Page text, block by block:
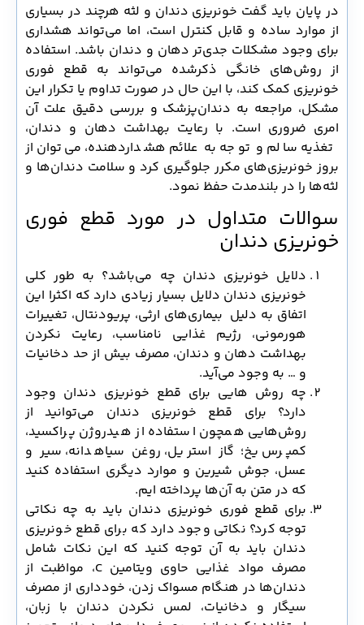
در پایان باید گفت خونریزی دندان و لثه هرچند در بسیاری
از موارد ساده و قابل کنترل است، اما می‌تواند هشداری
برای وجود مشکلات جدی‌تر دهان و دندان باشد. استفاده
از روش‌های خانگی ذکرشده می‌تواند به قطع فوری
خونریزی کمک کند، با این حال در صورت تداوم یا تکرار این
مشکل، مراجعه به دندان‌پزشک و بررسی دقیق علت آن
امری ضروری است. با رعایت بهداشت دهان و دندان،
تغذیه سالم و توجه به علائم هشداردهنده، می‌توان از
بروز خونریزی‌های مکرر جلوگیری کرد و سلامت دندان‌ها و
لثه‌ها را در بلندمدت حفظ نمود.
سوالات متداول در مورد قطع فوری
خونریزی دندان
دلایل خونریزی دندان چه می‌باشد؟ به طور کلی
خونریزی دندان دلایل بسیار زیادی دارد که اکثرا این
اتفاق به دلیل بیماری‌های ارثی، پریودنتال، تغییرات
هورمونی، رژیم غذایی نامناسب، رعایت نکردن
بهداشت دهان و دندان، مصرف بیش از حد دخانیات
و … به وجود می‌آید.
چه روش هایی برای قطع خونریزی دندان وجود
دارد؟ برای قطع خونریزی دندان می‌توانید از
روش‌هایی همچون استفاده از هیدروژن پراکسید،
کمپرس یخ؛ گاز استریل، روغن سیاهدانه، سیر و
عسل، جوش شیرین و موارد دیگری استفاده کنید
که در متن به آن‌ها پرداخته ایم.
برای قطع فوری خونریزی دندان باید به چه نکاتی
توجه کرد؟ نکاتی وجود دارد که برای قطع خونریزی
دندان باید به آن توجه کنید که این نکات شامل
مصرف مواد غذایی حاوی ویتامین C، مواظبت از
دندان‌ها در هنگام مسواک زدن، خودداری از مصرف
سیگار و دخانیات، لمس نکردن دندان با زبان،